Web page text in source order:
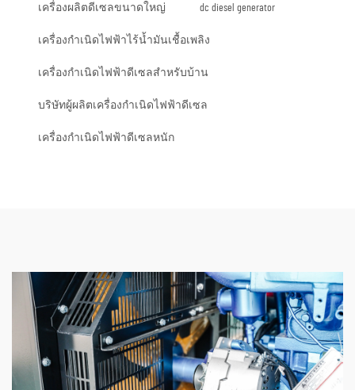
เครื่องผลิตดีเซลขนาดใหญ่ dc diesel generator
เครื่องกำเนิดไฟฟ้าไร้น้ำมันเชื้อเพลิง
เครื่องกำเนิดไฟฟ้าดีเซลสำหรับบ้าน
บริษัทผู้ผลิตเครื่องกำเนิดไฟฟ้าดีเซล
เครื่องกำเนิดไฟฟ้าดีเซลหนัก